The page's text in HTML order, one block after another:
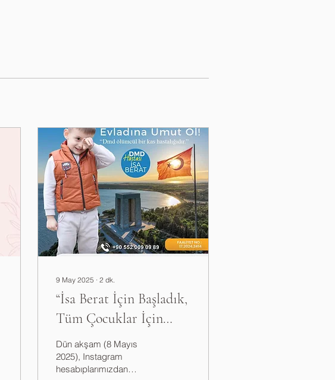
9 May 2025 ∙ 2 dk.
“İsa Berat İçin Başladık,
Tüm Çocuklar İçin
Umuda Koşuyoruz”
Dün akşam (8 Mayıs
2025), Instagram
hesabıplarımızdan